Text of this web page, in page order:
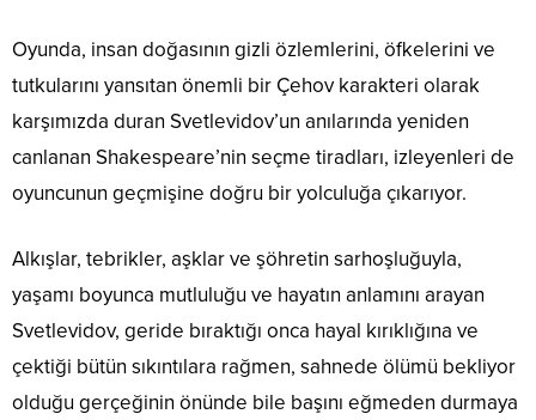
Oyunda, insan doğasının gizli özlemlerini, öfkelerini ve
tutkularını yansıtan önemli bir Çehov karakteri olarak
karşımızda duran Svetlevidov’un anılarında yeniden
canlanan Shakespeare’nin seçme tiradları, izleyenleri de
oyuncunun geçmişine doğru bir yolculuğa çıkarıyor.
Alkışlar, tebrikler, aşklar ve şöhretin sarhoşluğuyla,
yaşamı boyunca mutluluğu ve hayatın anlamını arayan
Svetlevidov, geride bıraktığı onca hayal kırıklığına ve
çektiği bütün sıkıntılara rağmen, sahnede ölümü bekliyor
olduğu gerçeğinin önünde bile başını eğmeden durmaya